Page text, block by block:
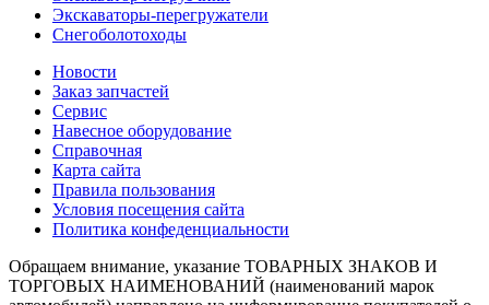
Экскаваторы-перегружатели
Снегоболотоходы
Новости
Заказ запчастей
Сервис
Навесное оборудование
Справочная
Карта сайта
Правила пользования
Условия посещения сайта
Политика конфеденциальности
Обращаем внимание, указание ТОВАРНЫХ ЗНАКОВ И
ТОРГОВЫХ НАИМЕНОВАНИЙ (наименований марок